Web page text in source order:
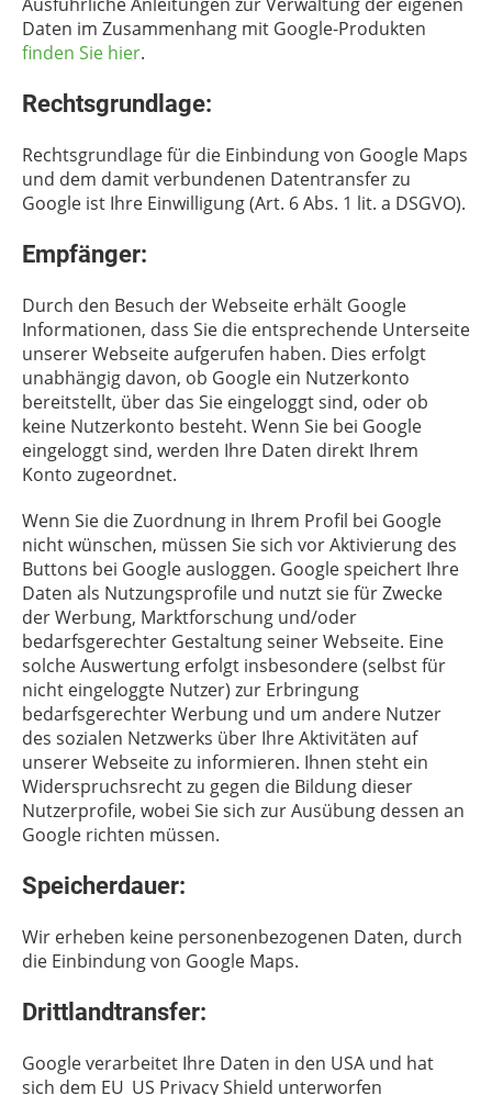
Daten im Zusammenhang mit Google-Produkten
finden Sie hier.
Rechtsgrundlage:
Rechtsgrundlage für die Einbindung von Google Maps
und dem damit verbundenen Datentransfer zu
Google ist Ihre Einwilligung (Art. 6 Abs. 1 lit. a DSGVO).
Empfänger:
Durch den Besuch der Webseite erhält Google
Informationen, dass Sie die entsprechende Unterseite
unserer Webseite aufgerufen haben. Dies erfolgt
unabhängig davon, ob Google ein Nutzerkonto
bereitstellt, über das Sie eingeloggt sind, oder ob
keine Nutzerkonto besteht. Wenn Sie bei Google
eingeloggt sind, werden Ihre Daten direkt Ihrem
Konto zugeordnet.
Wenn Sie die Zuordnung in Ihrem Profil bei Google
nicht wünschen, müssen Sie sich vor Aktivierung des
Buttons bei Google ausloggen. Google speichert Ihre
Daten als Nutzungsprofile und nutzt sie für Zwecke
der Werbung, Marktforschung und/oder
bedarfsgerechter Gestaltung seiner Webseite. Eine
solche Auswertung erfolgt insbesondere (selbst für
nicht eingeloggte Nutzer) zur Erbringung
bedarfsgerechter Werbung und um andere Nutzer
des sozialen Netzwerks über Ihre Aktivitäten auf
unserer Webseite zu informieren. Ihnen steht ein
Widerspruchsrecht zu gegen die Bildung dieser
Nutzerprofile, wobei Sie sich zur Ausübung dessen an
Google richten müssen.
Speicherdauer:
Wir erheben keine personenbezogenen Daten, durch
die Einbindung von Google Maps.
Drittlandtransfer:
Google verarbeitet Ihre Daten in den USA und hat
sich dem EU_US Privacy Shield unterworfen